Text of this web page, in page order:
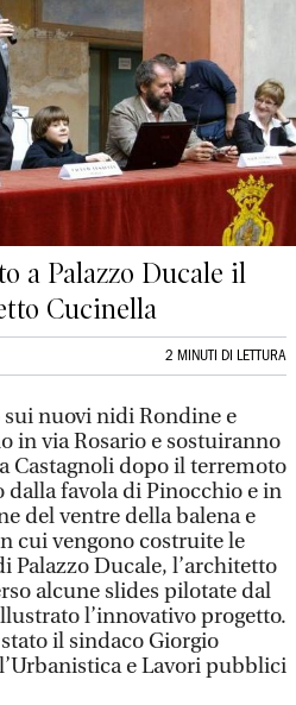
a Palazzo Ducale il
Cucinella
2 MINUTI DI LETTURA
sui nuovi nidi Rondine e
in via Rosario e sostuiranno
Castagnoli dopo il terremoto
dalla favola di Pinocchio e in
del ventre della balena e
cui vengono costruite le
Palazzo Ducale, l’architetto
alcune slides pilotate dal
l’innovativo progetto.
il sindaco Giorgio
e Lavori pubblici